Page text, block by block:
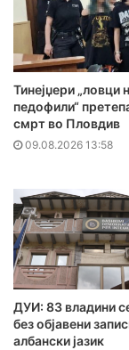
Тинејџери „ловци
педофили“
смрт во Пловдив
09.08.2026 13:58
ДУИ: 83 владини
без објавени
албански јазик